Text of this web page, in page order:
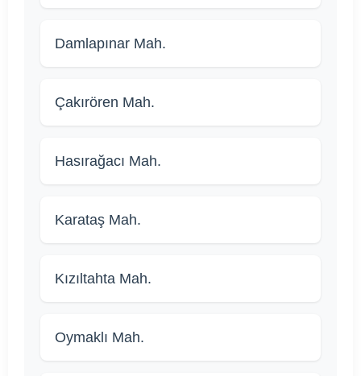
Damlapınar Mah.
Çakırören Mah.
Hasırağacı Mah.
Karataş Mah.
Kızıltahta Mah.
Oymaklı Mah.